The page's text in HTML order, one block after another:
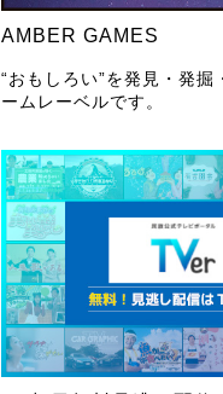
AMBER GAMES
“おもしろい”を発見・発
ームレーベルです。